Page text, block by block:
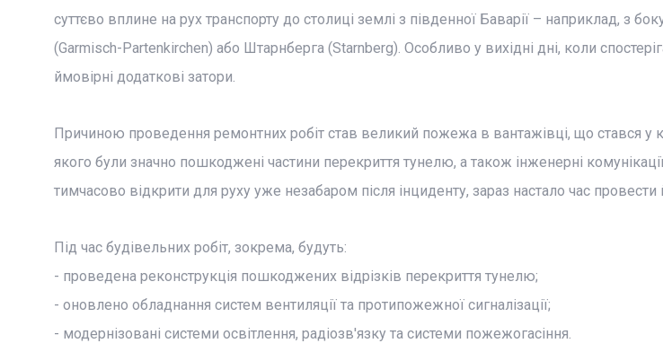
суттєво вплине на рух транспорту до столиці землі з південної Баварії – наприклад, з
(Garmisch-Partenkirchen) або Штарнберга (Starnberg). Особливо у вихідні дні, коли
ймовірні додаткові затори.
Причиною проведення ремонтних робіт став великий пожежа в вантажівці, що стався у
якого були значно пошкоджені частини перекриття тунелю, а також інженерні
тимчасово відкрити для руху уже незабаром після інциденту, зараз настало час провести
Під час будівельних робіт, зокрема, будуть:
- проведена реконструкція пошкоджених відрізків перекриття тунелю;
- оновлено обладнання систем вентиляції та протипожежної сигналізації;
- модернізовані системи освітлення, радіозв'язку та системи пожежогасіння.